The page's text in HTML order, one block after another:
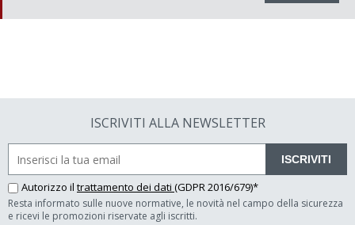
ISCRIVITI ALLA NEWSLETTER
ISCRIVITI
Autorizzo il trattamento dei dati (GDPR 2016/679)*
Resta informato sulle nuove normative, le novità nel campo della sicurezza
e ricevi le promozioni riservate agli iscritti.